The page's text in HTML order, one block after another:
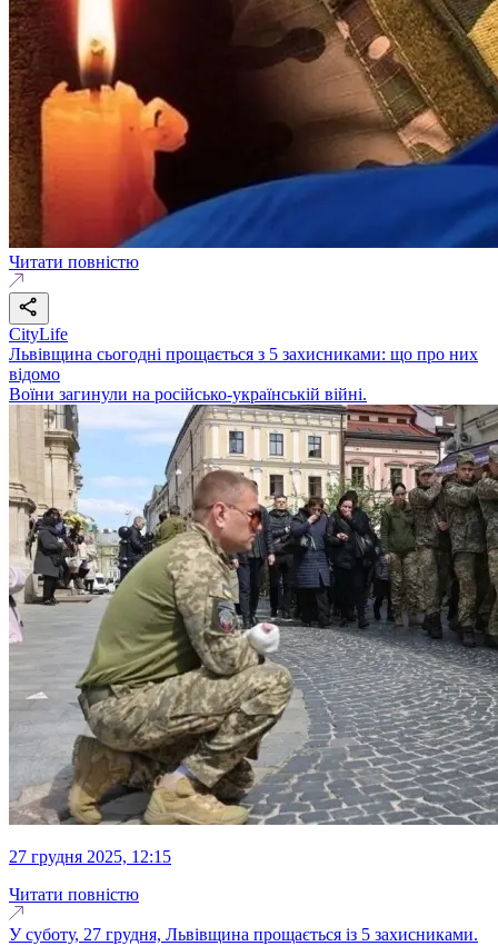
Читати повністю
CityLife
Львівщина сьогодні прощається з 5 захисниками: що про них
відомо
Воїни загинули на російсько-українській війні.
27 грудня 2025, 12:15
Читати повністю
У суботу, 27 грудня, Львівщина прощається із 5 захисниками.